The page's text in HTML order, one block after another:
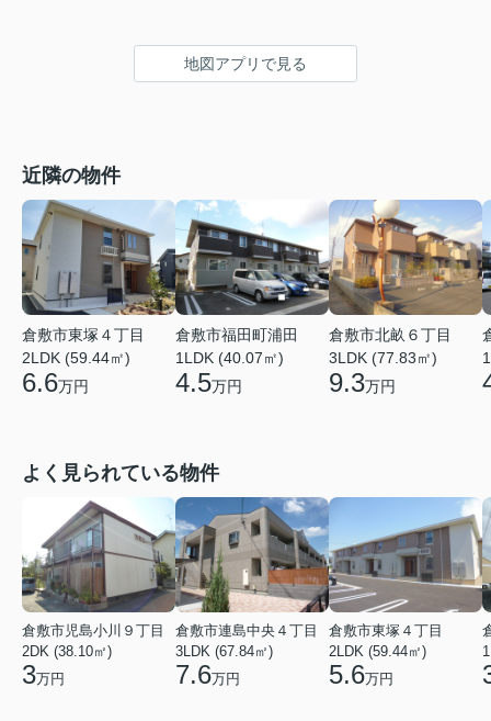
地図アプリで見る
近隣の物件
倉敷市東塚４丁目
2LDK (59.44㎡)
6.6万円
倉敷市福田町浦田
1LDK (40.07㎡)
4.5万円
倉敷市北畝６丁目
3LDK (77.83㎡)
9.3万円
よく見られている物件
倉敷市児島小川９丁目
2DK (38.10㎡)
3万円
倉敷市連島中央４丁目
3LDK (67.84㎡)
7.6万円
倉敷市東塚４丁目
2LDK (59.44㎡)
5.6万円